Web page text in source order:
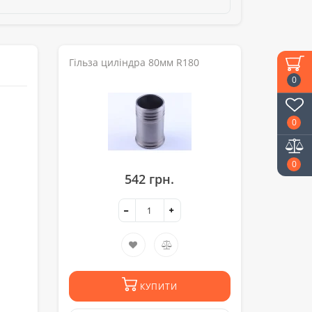
0
0
0
Гільза циліндра 80мм R180
542 грн.
КУПИТИ